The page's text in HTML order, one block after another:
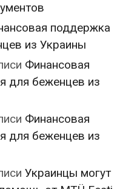
поддержка
из Украины
Финансовая
для беженцев из
Финансовая
для беженцев из
Украинцы могут